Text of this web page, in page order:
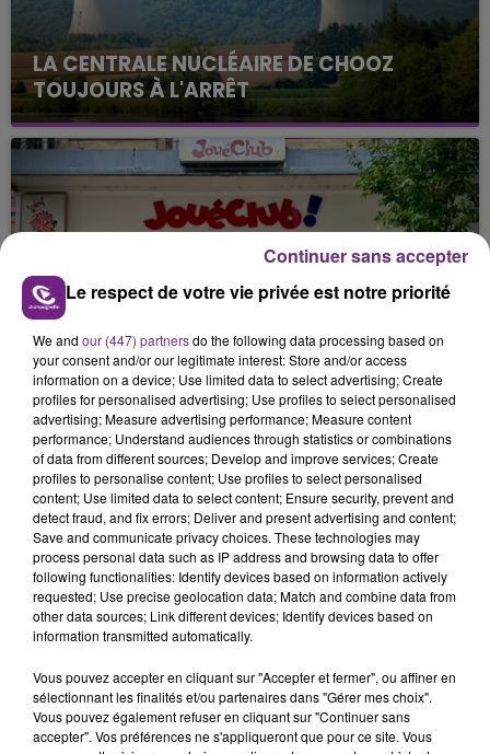
LA CENTRALE NUCLÉAIRE DE CHOOZ
TOUJOURS À L'ARRÊT
Cela fait déjà une semaine que la centrale
nucléaire ardennaise est à l'arrêt. Une situation
justifiée par la sécheresse intense qui est toujours
présente.
LE MAGASIN JOUÉCLUB DE REIMS FERME
SES PORTES
C'était l'une des institutions du centre-ville
rémois. Le magasin JouéClub est contraint de
fermer ses portes.
TITRES DIFFUSÉS
13h46
13h46 13h42
13h42
Le respect de votre vie privée est notre priorité
We and our (447) partnersdo the following data processing based on
your consent and/or our legitimate interest: Store and/or access
information on a device; Use limited data to select advertising; Create
profiles for personalised advertising; Use profiles to select personalised
advertising; Measure advertising performance; Measure content
performance; Understand audiences through statistics or combinations
of data from different sources; Develop and improve services; Create
profiles to personalise content; Use profiles to select personalised
content; Use limited data to select content; Ensure security, prevent and
detect fraud, and fix errors; Deliver and present advertising and content;
Save and communicate privacy choices. These technologies may
process personal data such as IP address and browsing data to offer
following functionalities: Identify devices based on information actively
requested; Use precise geolocation data; Match and combine data from
other data sources; Link different devices; Identify devices based on
information transmitted automatically.
Vous pouvez accepter en cliquant sur "Accepter et fermer", ou affiner en
sélectionnant les finalités et/ou partenaires dans "Gérer mes choix".
Vous pouvez également refuser en cliquant sur "Continuer sans
accepter". Vos préférences ne s'appliqueront que pour ce site. Vous
Continuer sans accepter